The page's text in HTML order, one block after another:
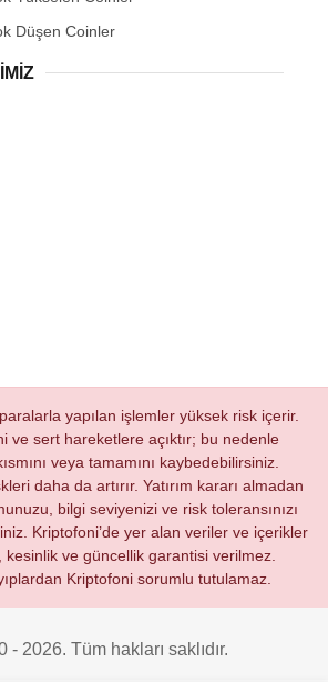
Düşen Coinler
yapılan işlemler yüksek risk içerir.
ve sert hareketlere açıktır; bu nedenle
veya tamamını kaybedebilirsiniz.
daha da artırır. Yatırım kararı almadan
bilgi seviyenizi ve risk toleransınızı
Kriptofoni’de yer alan veriler ve içerikler
kesinlik ve güncellik garantisi verilmez.
Kriptofoni sorumlu tutulamaz.
2026. Tüm hakları saklıdır.